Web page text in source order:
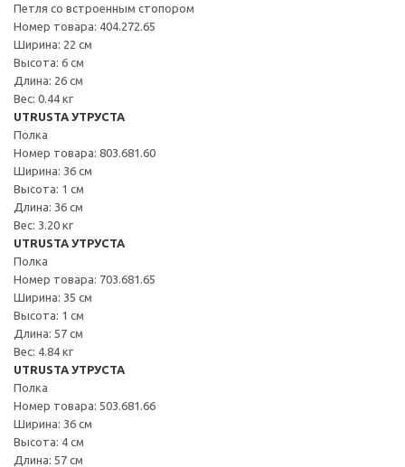
Петля со встроенным стопором
Номер товара: 404.272.65
Ширина: 22 см
Высота: 6 см
Длина: 26 см
Вес: 0.44 кг
UTRUSTA УТРУСТА
Полка
Номер товара: 803.681.60
Ширина: 36 см
Высота: 1 см
Длина: 36 см
Вес: 3.20 кг
UTRUSTA УТРУСТА
Полка
Номер товара: 703.681.65
Ширина: 35 см
Высота: 1 см
Длина: 57 см
Вес: 4.84 кг
UTRUSTA УТРУСТА
Полка
Номер товара: 503.681.66
Ширина: 36 см
Высота: 4 см
Длина: 57 см